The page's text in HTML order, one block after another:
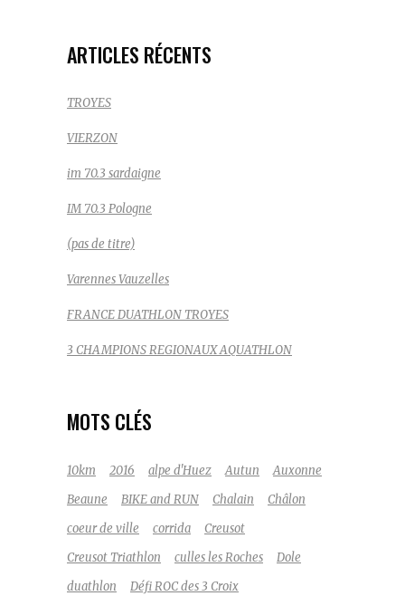
ARTICLES RÉCENTS
TROYES
VIERZON
im 70.3 sardaigne
IM 70.3 Pologne
(pas de titre)
Varennes Vauzelles
FRANCE DUATHLON TROYES
3 CHAMPIONS REGIONAUX AQUATHLON
MOTS CLÉS
10km 2016 alpe d'Huez Autun
Auxonne
Beaune
BIKE and RUN Chalain
Châlon
coeur de ville
corrida
Creusot
Creusot Triathlon
culles les Roches
Dole
duathlon
Défi ROC des 3 Croix